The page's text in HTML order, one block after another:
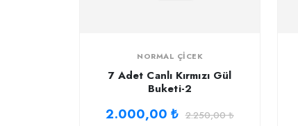
NORMAL ÇICEK
7 Adet Canlı Kırmızı Gül
Buketi-2
2.000,00 ₺ 2.250,00 ₺